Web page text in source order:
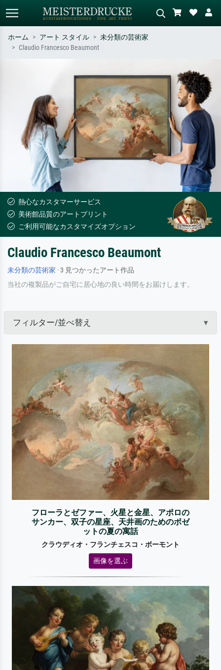
シーンを説明してください – 例：
緑の草原、赤の多い抽象画、暗い
油絵、木のそばの立ち姿のヌー
ド。
ホーム アート スタイル
未分類の芸術家
Claudio Francesco Beaumont
熱心なカスタマーサービス
美術館品質のアートプリント
ご利用可能なカスタマイズオプション
Claudio Francesco Beaumont
未分類の芸術家 · 3 見つかったアート作品
当社の複製品がご自宅に居心地の良い時間をお届けします。
フィルター/並べ替え
フローラとゼファー、火星と金星、アポロの
サンカー、双子の星座、天井画のためのボゼ
ットの夏の寓話
クラウディオ・フランチェスコ・ボーモント
画像を選ぶ